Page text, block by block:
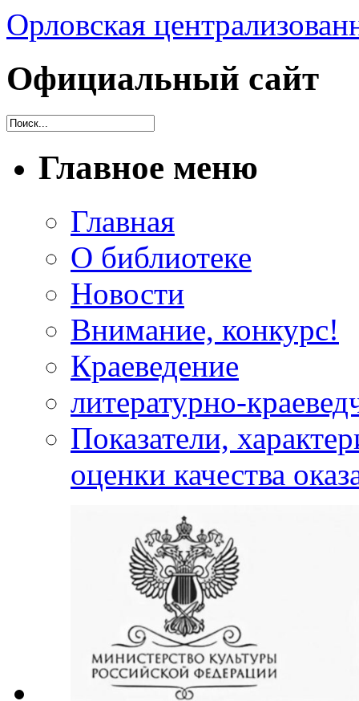
Орловская
Официальный сайт
Главное меню
Главная
О библиотеке
Новости
Внимание, конкурс!
Краеведение
литературно-
Показатели,
оценки качества